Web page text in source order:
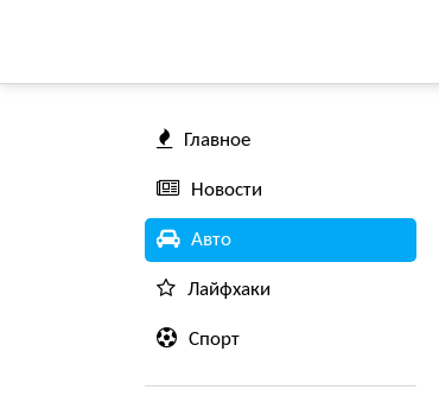
Главное
Новости
Авто
Лайфхаки
Спорт